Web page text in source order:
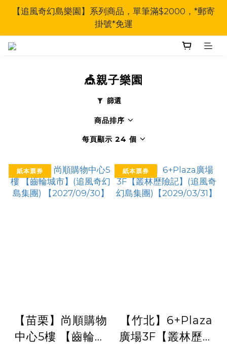
【追風奇幻島樂園】系列商品，單筆滿$2000，*郵寄
掛號*免運
🎪親子樂園
篩選
商品排序
每頁顯示 24 個
紙本票券
【苗栗】尚順購物
中心5樓 【齒輪城
紙本票券
【竹北】6+Plaza
廣場3F【叢林歷險